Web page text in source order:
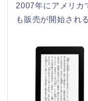
2007年にアメリカ
も販売が開始される